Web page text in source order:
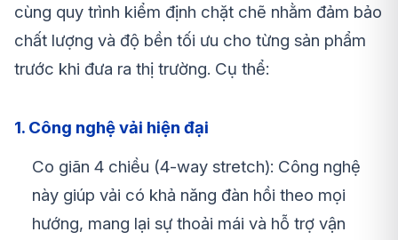
cùng quy trình kiểm định chặt chẽ nhằm đảm bảo
chất lượng và độ bền tối ưu cho từng sản phẩm
trước khi đưa ra thị trường. Cụ thể:
1. Công nghệ vải hiện đại
Co giãn 4 chiều (4-way stretch): Công nghệ
này giúp vải có khả năng đàn hồi theo mọi
hướng, mang lại sự thoải mái và hỗ trợ vận